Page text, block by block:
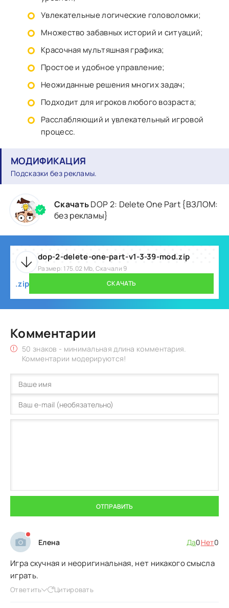
Увлекательные логические головоломки;
Множество забавных историй и ситуаций;
Красочная мультяшная графика;
Простое и удобное управление;
Неожиданные решения многих задач;
Подходит для игроков любого возраста;
Расслабляющий и увлекательный игровой
процесс.
МОДИФИКАЦИЯ
Подсказки без рекламы.
СкачатьDOP 2: Delete One Part {ВЗЛОМ:
без рекламы}
dop-2-delete-one-part-v1-3-39-mod.zip
Размер: 175.02 Mb, Скачали 9
.zip СКАЧАТЬ
Комментарии
50 знаков - минимальная длина комментария.
Комментарии модерируются!
ОТПРАВИТЬ
Елена Да0Нет0
Игра скучная и неоригинальная, нет никакого смысла
играть.
Ответить Цитировать